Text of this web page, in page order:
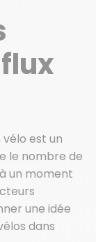
est un
le nombre de
un moment
une idée
dans